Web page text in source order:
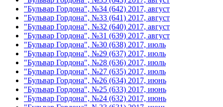
"Бульвар Гордона", №34 (642) 2017, август
"Бульвар Гордона", №33 (641) 2017, август
"Бульвар Гордона", №32 (640) 2017, август
"Бульвар Гордона", №31 (639) 2017, август
"Бульвар Гордона", №30 (638) 2017, июль
"Бульвар Гордона", №29 (637) 2017, июль
"Бульвар Гордона", №28 (636) 2017, июль
"Бульвар Гордона", №27 (635) 2017, июль
"Бульвар Гордона", №26 (634) 2017, июнь
"Бульвар Гордона", №25 (633) 2017, июнь
"Бульвар Гордона", №24 (632) 2017, июнь